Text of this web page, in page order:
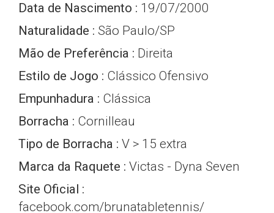
Data de Nascimento : 19/07/2000
Naturalidade : São Paulo/SP
Mão de Preferência : Direita
Estilo de Jogo : Clássico Ofensivo
Empunhadura : Clássica
Borracha : Cornilleau
Tipo de Borracha : V > 15 extra
Marca da Raquete : Victas - Dyna Seven
Site Oficial :
facebook.com/brunatabletennis/